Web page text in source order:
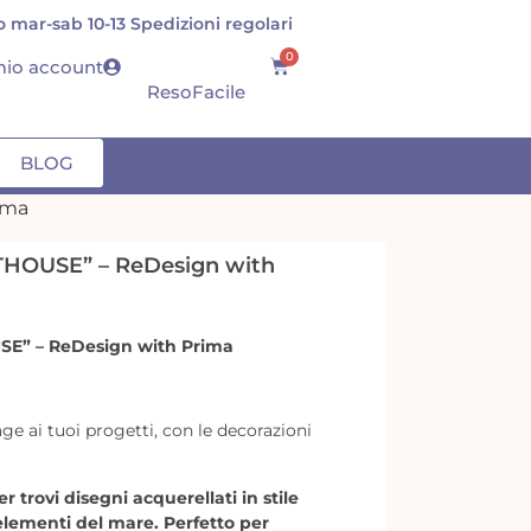
sab 10-13 Spedizioni regolari
account
ResoFacile
0
BLOG
– ReDesign with
– ReDesign with Prima
ai tuoi progetti, con le decorazioni
trovi disegni acquerellati in stile
del mare. Perfetto per